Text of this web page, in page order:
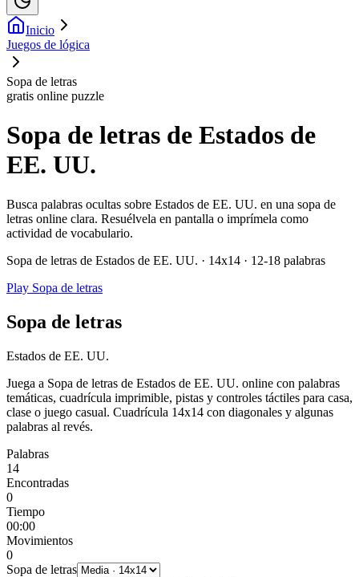
Inicio
Juegos de lógica
Sopa de letras
gratis online puzzle
Sopa de letras de Estados de
EE. UU.
Busca palabras ocultas sobre Estados de EE. UU. en una sopa de
letras online clara. Resuélvela en pantalla o imprímela como
actividad de vocabulario.
Sopa de letras de Estados de EE. UU. · 14x14 · 12-18 palabras
Play Sopa de letras
Sopa de letras
Estados de EE. UU.
Juega a Sopa de letras de Estados de EE. UU. online con palabras
temáticas, cuadrícula imprimible, pistas y controles táctiles para casa,
clase o juego casual. Cuadrícula 14x14 con diagonales y algunas
palabras al revés.
Palabras
14
Encontradas
0
Tiempo
00:00
Movimientos
0
Sopa de letras